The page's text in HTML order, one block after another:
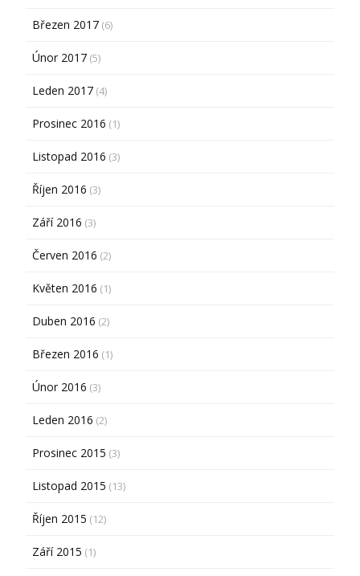
Březen 2017 (6)
Únor 2017 (5)
Leden 2017 (4)
Prosinec 2016 (1)
Listopad 2016 (3)
Říjen 2016 (3)
Září 2016 (3)
Červen 2016 (2)
Květen 2016 (1)
Duben 2016 (2)
Březen 2016 (1)
Únor 2016 (3)
Leden 2016 (2)
Prosinec 2015 (3)
Listopad 2015 (13)
Říjen 2015 (12)
Září 2015 (1)